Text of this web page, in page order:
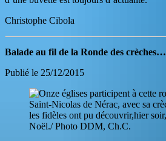
Christophe Cibola
Balade au fil de la Ronde des crèches…
Publié le 25/12/2015